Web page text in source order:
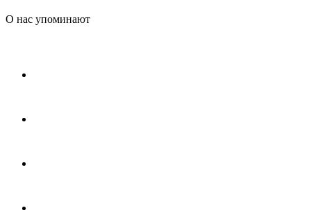
О нас упоминают